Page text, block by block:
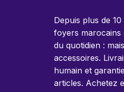
Depuis plus de
foyers marocains
du quotidien :
accessoires.
humain et
articles. Achetez